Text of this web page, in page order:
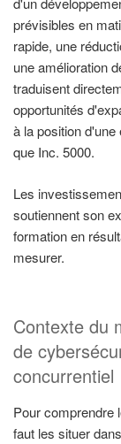
prévisibles en
rapide, une
une amélioration
traduisent
opportunités
à la position
que Inc. 5000.
Les
soutiennent son
formation en
mesurer.
Contexte du
de
concurrentiel
Pour comprendre
faut les situer